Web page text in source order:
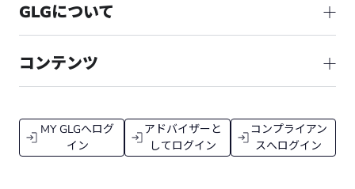
GLGについて
コンテンツ
MY GLGへログ
イン
アドバイザーと
してログイン
コンプライアン
スへログイン